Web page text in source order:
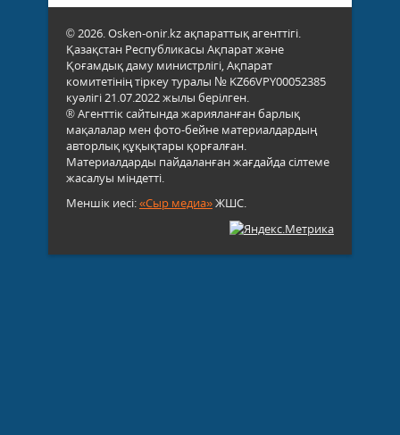
© 2026. Osken-onir.kz ақпараттық агенттігі.
Қазақстан Республикасы Ақпарат және
Қоғамдық даму министрлігі, Ақпарат
комитетінің тіркеу туралы № KZ66VPY00052385
куәлігі 21.07.2022 жылы берілген.
® Агенттік сайтында жарияланған барлық
мақалалар мен фото-бейне материалдардың
авторлық құқықтары қорғалған.
Материалдарды пайдаланған жағдайда сілтеме
жасалуы міндетті.
Меншік иесі:«Сыр медиа»ЖШС.